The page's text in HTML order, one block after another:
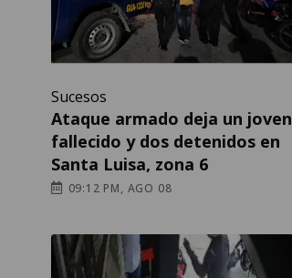
Sucesos
Ataque armado deja un joven
fallecido y dos detenidos en
Santa Luisa, zona 6
09:12 PM, AGO 08